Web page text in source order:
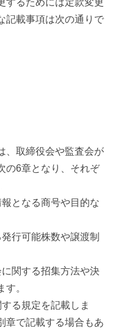
するためには定款変更
記載事項は次の通りで
、取締役会や監査会が
の6章となり、それぞ
となる商号や目的な
行可能株数や譲渡制
関する招集方法や決
。
る規定を記載しま
章で記載する場合もあ